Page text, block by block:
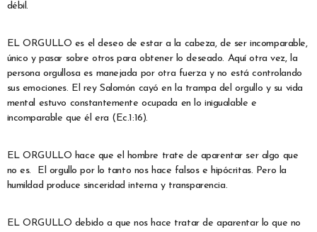
débil.
EL ORGULLO es el deseo de estar a la cabeza, de ser incomparable,
único y pasar sobre otros para obtener lo deseado. Aquí otra vez, la
persona orgullosa es manejada por otra fuerza y no está controlando
sus emociones. El rey Salomón cayó en la trampa del orgullo y su vida
mental estuvo constantemente ocupada en lo inigualable e
incomparable que él era (Ec.1:16).
EL ORGULLO hace que el hombre trate de aparentar ser algo que
no es. El orgullo por lo tanto nos hace falsos e hipócritas. Pero la
humildad produce sinceridad interna y transparencia.
EL ORGULLO debido a que nos hace tratar de aparentar lo que no